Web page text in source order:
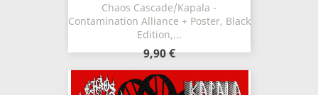
Chaos Cascade/Kapala -
Contamination Alliance + Poster, Black
Edition,...
9,90 €